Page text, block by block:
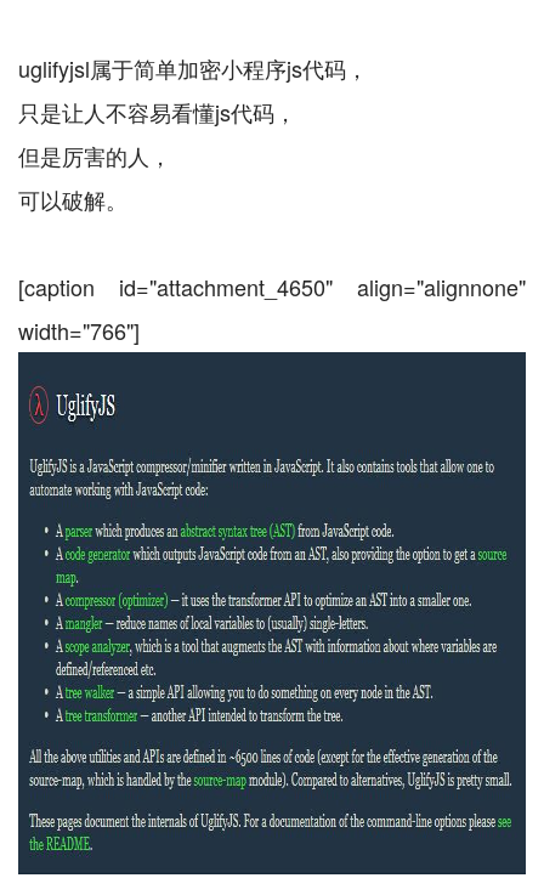
uglifyjsl属于简单加密小程序js代码，
只是让人不容易看懂js代码，
但是厉害的人，
可以破解。
[caption id="attachment_4650" align="alignnone"
width="766"]